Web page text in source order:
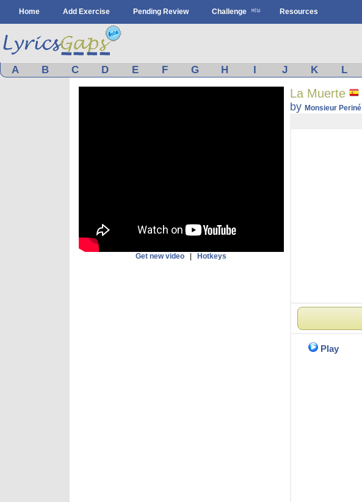
Home Add Exercise Pending Review Challenge Resources
A B C D E F G H I J K L
Get new video Hotkeys
La Muerte
by Monsieur Periné
Play